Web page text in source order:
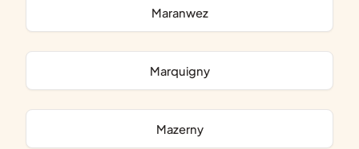
Maranwez
Marquigny
Mazerny